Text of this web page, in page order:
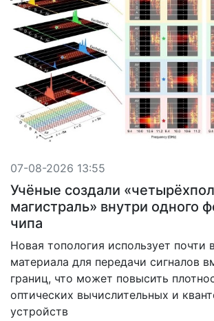
07-08-2026 13:55
Учёные создали
магистраль» внутри одного
чипа
Новая топология использует почти
материала для передачи сигналов
границ, что может повысить
оптических вычислительных и
устройств